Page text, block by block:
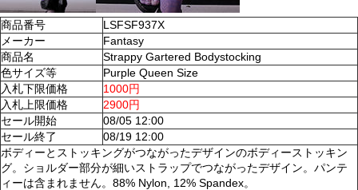
商品番号
LSFSF937X
メーカー
Fantasy
商品名
Strappy Gartered Bodystocking
色サイズ等
Purple Queen Size
入札下限価格
1000円
入札上限価格
2900円
セール開始
08/05 12:00
セール終了
08/19 12:00
ボディーとストッキングがつながったデザインのボディーストッキン
グ。ショルダー部分が細いストラップでつながったデザイン。パンテ
ィーは含まれません。88% Nylon, 12% Spandex。